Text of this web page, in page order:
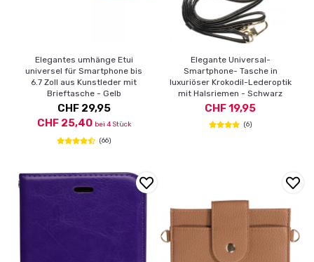
Elegantes umhänge Etui
universel für Smartphone bis
6.7 Zoll aus Kunstleder mit
Brieftasche - Gelb
CHF 29,95
CHF 25,40 bei 4 Stück
(66)
Elegante Universal-
Smartphone- Tasche in
luxuriöser Krokodil-Lederoptik
mit Halsriemen - Schwarz
CHF 19,95
(6)